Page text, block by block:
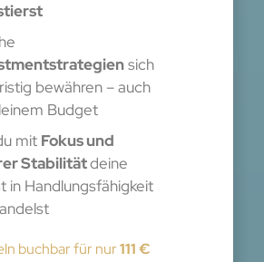
sich
bewähren – auch
Budget
mit Fokus und
Stabilitätdeine
in Handlungsfähigkeit
buchbar für nur111 €